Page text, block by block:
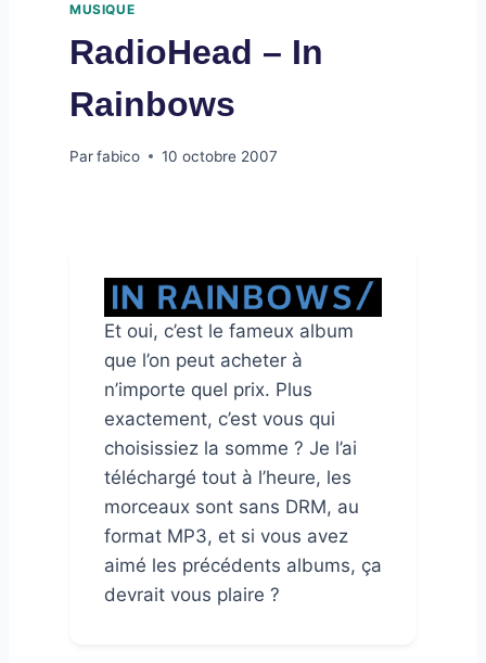
MUSIQUE
RadioHead – In
Rainbows
Parfabico 10 octobre 2007
Et oui, c’est le fameux album
que l’on peut acheter à
n’importe quel prix. Plus
exactement, c’est vous qui
choisissiez la somme ? Je l’ai
téléchargé tout à l’heure, les
morceaux sont sans DRM, au
format MP3, et si vous avez
aimé les précédents albums, ça
devrait vous plaire ?